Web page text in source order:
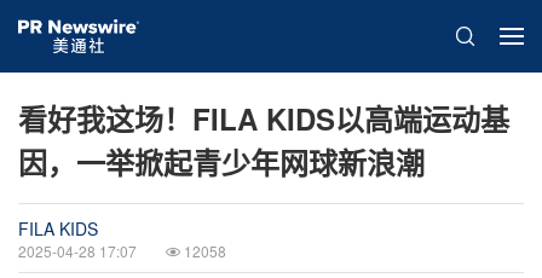
看好我这场！FILA KIDS以高端运动基
因，一举掀起青少年网球新浪潮
FILA KIDS
2025-04-28 17:07 12058